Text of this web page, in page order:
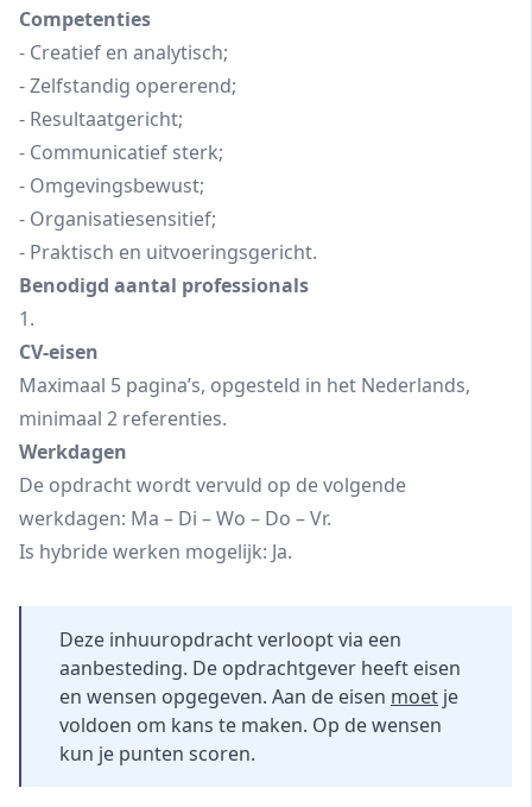
Competenties
- Creatief en analytisch;
- Zelfstandig opererend;
- Resultaatgericht;
- Communicatief sterk;
- Omgevingsbewust;
- Organisatiesensitief;
- Praktisch en uitvoeringsgericht.
Benodigd aantal professionals
1.
CV-eisen
Maximaal 5 pagina’s, opgesteld in het Nederlands,
minimaal 2 referenties.
Werkdagen
De opdracht wordt vervuld op de volgende
werkdagen: Ma – Di – Wo – Do – Vr.
Is hybride werken mogelijk: Ja.
Deze inhuuropdracht verloopt via een
aanbesteding. De opdrachtgever heeft eisen
en wensen opgegeven. Aan de eisen moet je
voldoen om kans te maken. Op de wensen
kun je punten scoren.